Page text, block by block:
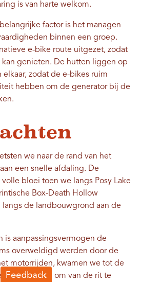
is van harte welkom.
factor is het managen
binnen een groep.
e-bike route uitgezet, zodat
genieten. De hutten liggen op
zodat de e-bikes ruim
hebben om de generator bij de
we naar de rand van het
een snelle afdaling. De
bloei toen we langs Posy Lake
Box-Death Hollow
de landbouwgrond aan de
is aanpassingsvermogen de
overweldigd werden door de
motorrijden, kwamen we tot de
aan deden om van de rit te